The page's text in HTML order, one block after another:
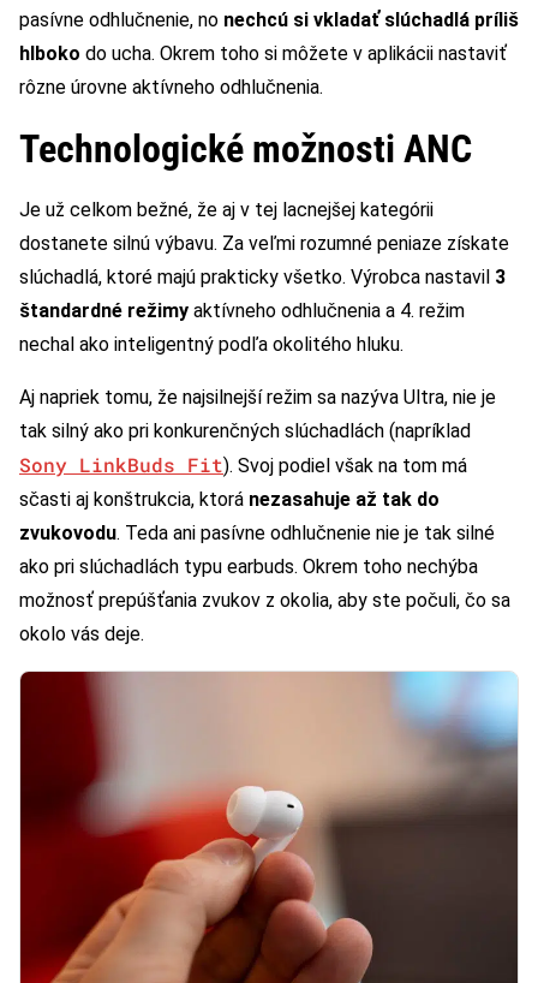
pasívne odhlučnenie, no nechcú si vkladať slúchadlá príliš
hlboko do ucha. Okrem toho si môžete v aplikácii nastaviť
rôzne úrovne aktívneho odhlučnenia.
Technologické možnosti ANC
Je už celkom bežné, že aj v tej lacnejšej kategórii
dostanete silnú výbavu. Za veľmi rozumné peniaze získate
slúchadlá, ktoré majú prakticky všetko. Výrobca nastavil 3
štandardné režimy aktívneho odhlučnenia a 4. režim
nechal ako inteligentný podľa okolitého hluku.
Aj napriek tomu, že najsilnejší režim sa nazýva Ultra, nie je
tak silný ako pri konkurenčných slúchadlách (napríklad
Sony LinkBuds Fit). Svoj podiel však na tom má
sčasti aj konštrukcia, ktorá nezasahuje až tak do
zvukovodu. Teda ani pasívne odhlučnenie nie je tak silné
ako pri slúchadlách typu earbuds. Okrem toho nechýba
možnosť prepúšťania zvukov z okolia, aby ste počuli, čo sa
okolo vás deje.